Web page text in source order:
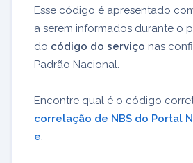
Esse código é apresentado
a serem informados durante o
do código do serviço nas
Padrão Nacional.
Encontre qual é o código
correlação de NBS do Portal
e.